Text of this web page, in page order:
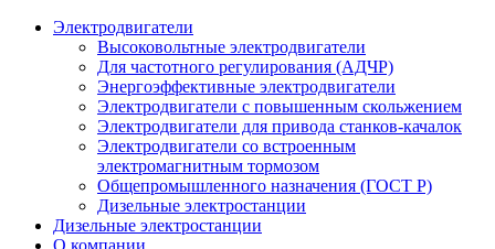
Электродвигатели
Высоковольтные электродвигатели
Для частотного регулирования (АДЧР)
Энергоэффективные электродвигатели
Электродвигатели с повышенным скольжением
Электродвигатели для привода станков-качалок
Электродвигатели со встроенным
электромагнитным тормозом
Общепромышленного назначения (ГОСТ Р)
Дизельные электростанции
Дизельные электростанции
О компании